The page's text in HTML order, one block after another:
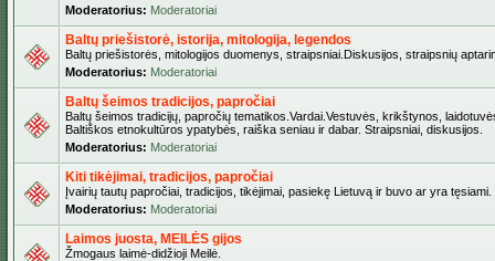
Moderatorius: Moderatoriai
Baltų priešistorė, istorija, mitologija, legendos
Baltų priešistorės, mitologijos duomenys, straipsniai.Diskusijos, straipsnių
Moderatorius: Moderatoriai
Baltų šeimos tradicijos, papročiai
Baltų šeimos tradicijų, papročių tematikos.Vardai.Vestuvės, krikštynos,
Baltiškos etnokultūros ypatybės, raiška seniau ir dabar. Straipsniai, diskusijos.
Moderatorius: Moderatoriai
Kiti tikėjimai, tradicijos, papročiai
Įvairių tautų papročiai, tradicijos, tikėjimai, pasiekę Lietuvą ir buvo ar yra tęsiami.
Moderatorius: Moderatoriai
Laimos juosta, MEILĖS gijos
Žmogaus laimė-didžioji Meilė.